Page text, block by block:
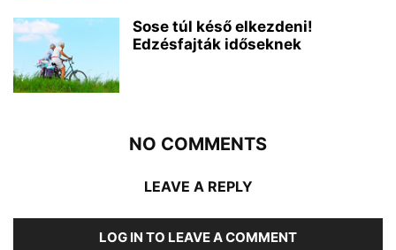
Sose túl késő elkezdeni!
Edzésfajták időseknek
NO COMMENTS
LEAVE A REPLY
LOG IN TO LEAVE A COMMENT